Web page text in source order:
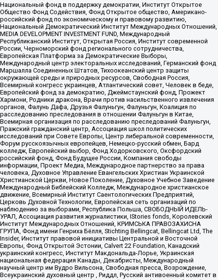
Национальный фонд в поддержку демократии, Институт Открытое
Общество Фонд Содействия, Фонд Открытое общество, Американо-
российский фонд по экономическому и правовому развитию,
Национальный Демократический Институт Международных Отношений,
MEDIA DEVELOPMENT INVESTMENT FUND, Международный
Республиканский Институт, Открытая Россия, Институт современной
России, Черноморский фонд регионального сотрудничества,
Европейская Платформа за Демократические Выборы,
Международный центр электоральных исследований, Германский фонд
Маршалла Соединенных Штатов, Тихоокеанский центр защиты
окружающей среды и природных ресурсов, Свободная Россия,
Всемирный конгресс украинцев, Атлантический совет, Человек в беде,
Европейский фонд за демократию, Джеймстаунский фонд, Прожект
Хармони, Родники дракона, Врачи против насильственного извлечения
органов, Фалунь Дафа, Друзья Фалуньгун, Фалуньгун, Коалиция по
расследованию преследования в отношении Фалуньгун в Китае,
Всемирная организация по расследованию преследований Фалуньгун,
Пражский гражданский центр, Ассоциация школ политических
исследований при Совете Европы, Центр либеральной современности,
Форум русскоязычных европейцев, Немецко-русский обмен, Бард
колледж, Европейский выбор, Фонд Ходорковского, Оксфордский
российский фонд, Фонд Будущее России, Компания свободы
информации, Проект Медиа, Международное партнерство за права
человека, Духовное Управление Евангельских Христиан Украинской
Христианской Церкви, Новое Поколение, Духовное Учебное Заведение
Международный Библейский Колледж, Международное христианское
движение, Всемирный Институт Саентологических Предприятий,
Церковь Духовной Технологии, Европейская сеть организаций по
наблюдению за выборами, Республика Польша, СВОБОДНЫЙ ИДЕЛЬ-
УРАЛ, Ассоциация развития журналистики, IStories fonds, Королевский
Институт Международных Отношений, КРИМСЬКА ПРАВОЗАХИСНА
ГРУПА, Фонд имени Генриха Бёлля, Stichting Bellingcat, Bellingcat Ltd, The
Insider, Институт правовой инициативы Центральной и Восточной
Европы, Фонд Открытой Эстонии, Calvert 22 Foundation, Канадский
украинский конгресс, Институт Макдональда-Лорье, Украинская
национальная федерация Канады, Декабристы, Международный
научный центр им Вудро Вильсона, Свободная пресса, Возрождение,
Всеукраинский духовный центр , Риддл, Русский антивоенный комитет в